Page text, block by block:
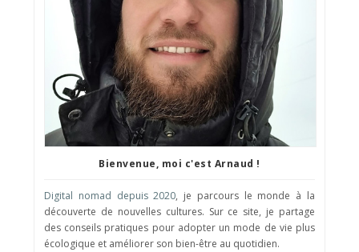
Bienvenue, moi c'est Arnaud !
Digital nomad depuis 2020, je parcours le monde à la
découverte de nouvelles cultures. Sur ce site, je partage
des conseils pratiques pour adopter un mode de vie plus
écologique et améliorer son bien-être au quotidien.